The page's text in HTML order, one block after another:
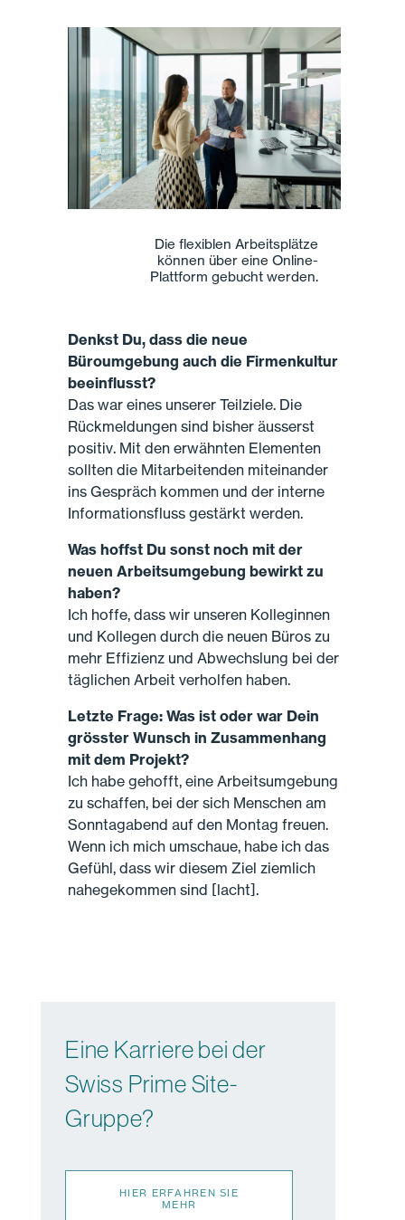
Die flexiblen Arbeitsplätze
können über eine Online-
Plattform gebucht werden.
Denkst Du, dass die neue
Büroumgebung auch die Firmenkultur
beeinflusst?
Das war eines unserer Teilziele. Die
Rückmeldungen sind bisher äusserst
positiv. Mit den erwähnten Elementen
sollten die Mitarbeitenden miteinander
ins Gespräch kommen und der interne
Informationsfluss gestärkt werden.
Was hoffst Du sonst noch mit der
neuen Arbeitsumgebung bewirkt zu
haben?
Ich hoffe, dass wir unseren Kolleginnen
und Kollegen durch die neuen Büros zu
mehr Effizienz und Abwechslung bei der
täglichen Arbeit verholfen haben.
Letzte Frage: Was ist oder war Dein
grösster Wunsch in Zusammenhang
mit dem Projekt?
Ich habe gehofft, eine Arbeitsumgebung
zu schaffen, bei der sich Menschen am
Sonntagabend auf den Montag freuen.
Wenn ich mich umschaue, habe ich das
Gefühl, dass wir diesem Ziel ziemlich
nahegekommen sind [lacht].
Eine Karriere bei der
Swiss Prime Site-
Gruppe?
HIER ERFAHREN SIE
MEHR